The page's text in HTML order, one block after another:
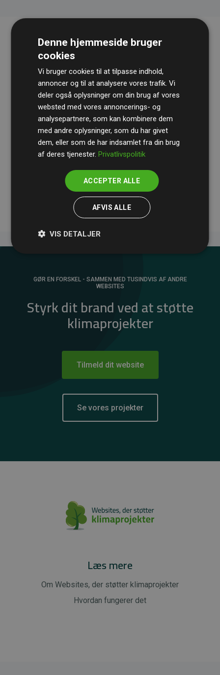
RevisionshusetBDOgennemgår løbende vores
beregninger og metode for at sikre gennemsigtighed
og pålidelighed.
Deres revision dokumenterer, at vores investeringer i
medlemmernes websites estimerede CO₂-
GØR EN FORSKEL - SAMMEN MED TUSINDVIS AF ANDRE
WEBSITES
Styrk dit brand ved at støtte
klimaprojekter
Tilmeld dit website
Se vores projekter
Læs mere
Om Websites, der støtter klimaprojekter
Hvordan fungerer det
Denne hjemmeside bruger
cookies
Vi bruger cookies til at tilpasse indhold,
annoncer og til at analysere vores trafik. Vi
deler også oplysninger om din brug af vores
websted med vores annoncerings- og
analysepartnere, som kan kombinere dem
med andre oplysninger, som du har givet
dem, eller som de har indsamlet fra din brug
af deres tjenester.Privatlivspolitik
ACCEPTER ALLE
AFVIS ALLE
VIS DETALJER